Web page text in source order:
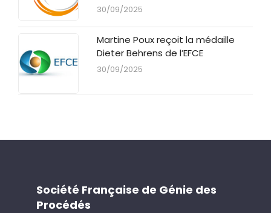
30/09/2025
Martine Poux reçoit la médaille
Dieter Behrens de l’EFCE
30/09/2025
Société Française de Génie des
Procédés